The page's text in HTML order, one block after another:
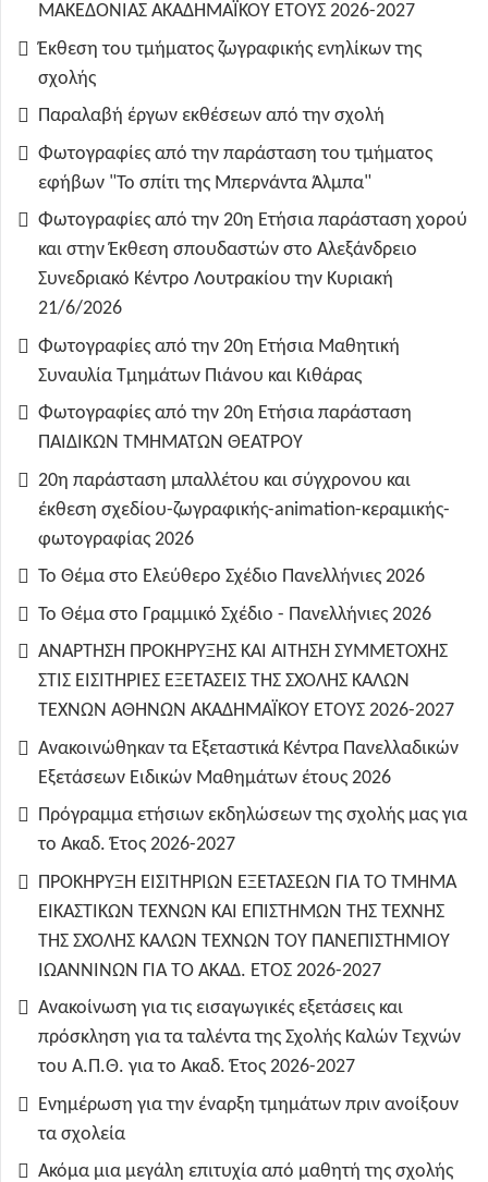
ΜΑΚΕΔΟΝΙΑΣ ΑΚΑΔΗΜΑΪΚΟΥ ΕΤΟΥΣ 2026-2027
Έκθεση του τμήματος ζωγραφικής ενηλίκων της
σχολής
Παραλαβή έργων εκθέσεων από την σχολή
Φωτογραφίες από την παράσταση του τμήματος
εφήβων "Το σπίτι της Μπερνάντα Άλμπα"
Φωτογραφίες από την 20η Ετήσια παράσταση χορού
και στην Έκθεση σπουδαστών στο Αλεξάνδρειο
Συνεδριακό Κέντρο Λουτρακίου την Κυριακή
21/6/2026
Φωτογραφίες από την 20η Ετήσια Μαθητική
Συναυλία Τμημάτων Πιάνου και Κιθάρας
Φωτογραφίες από την 20η Ετήσια παράσταση
ΠΑΙΔΙΚΩΝ ΤΜΗΜΑΤΩΝ ΘΕΑΤΡΟΥ
20η παράσταση μπαλλέτου και σύγχρονου και
έκθεση σχεδίου-ζωγραφικής-animation-κεραμικής-
φωτογραφίας 2026
Το Θέμα στο Ελεύθερο Σχέδιο Πανελλήνιες 2026
Το Θέμα στο Γραμμικό Σχέδιο - Πανελλήνιες 2026
ΑΝΑΡΤΗΣΗ ΠΡΟΚΗΡΥΞΗΣ ΚΑΙ ΑΙΤΗΣΗ ΣΥΜΜΕΤΟΧΗΣ
ΣΤΙΣ ΕΙΣΙΤΗΡΙΕΣ ΕΞΕΤΑΣΕΙΣ ΤΗΣ ΣΧΟΛΗΣ ΚΑΛΩΝ
ΤΕΧΝΩΝ ΑΘΗΝΩΝ ΑΚΑΔΗΜΑΪΚΟΥ ΕΤΟΥΣ 2026-2027
Ανακοινώθηκαν τα Εξεταστικά Κέντρα Πανελλαδικών
Εξετάσεων Ειδικών Μαθημάτων έτους 2026
Πρόγραμμα ετήσιων εκδηλώσεων της σχολής μας για
το Ακαδ. Έτος 2026-2027
ΠΡΟΚΗΡΥΞΗ ΕΙΣΙΤΗΡΙΩΝ ΕΞΕΤΑΣΕΩΝ ΓΙΑ ΤO TMHMA
ΕΙΚΑΣΤΙΚΩΝ ΤΕΧΝΩΝ ΚΑΙ ΕΠΙΣΤΗΜΩΝ ΤΗΣ ΤΕΧΝΗΣ
ΤΗΣ ΣΧΟΛΗΣ ΚΑΛΩΝ ΤΕΧΝΩΝ ΤΟΥ ΠΑΝΕΠΙΣΤΗΜΙΟΥ
ΙΩΑΝΝΙΝΩΝ ΓΙΑ ΤΟ ΑΚΑΔ. ΕΤΟΣ 2026-2027
Ανακοίνωση για τις εισαγωγικές εξετάσεις και
πρόσκληση για τα ταλέντα της Σχολής Καλών Τεχνών
του Α.Π.Θ. για το Ακαδ. Έτος 2026-2027
Ενημέρωση για την έναρξη τμημάτων πριν ανοίξουν
τα σχολεία
Ακόμα μια μεγάλη επιτυχία από μαθητή της σχολής